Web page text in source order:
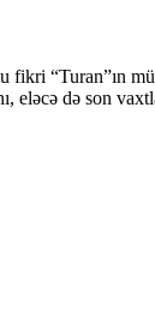
“Turan”ın
də son